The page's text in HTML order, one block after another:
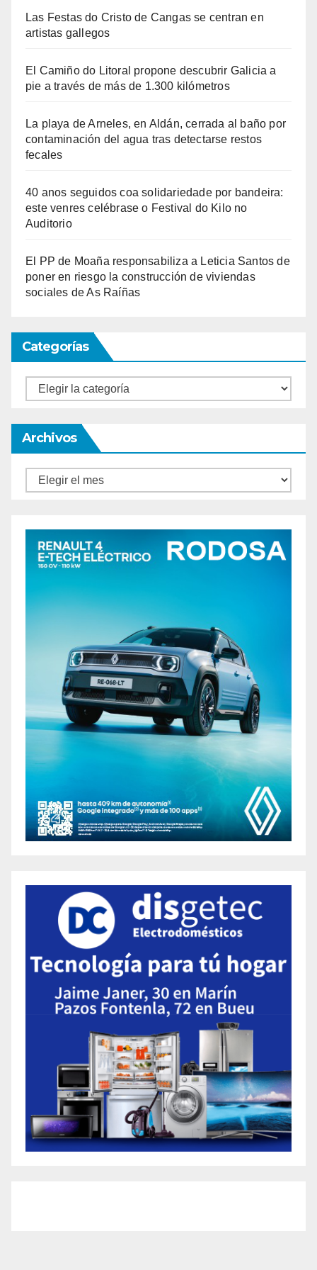
Las Festas do Cristo de Cangas se centran en
artistas gallegos
El Camiño do Litoral propone descubrir Galicia a
pie a través de más de 1.300 kilómetros
La playa de Arneles, en Aldán, cerrada al baño por
contaminación del agua tras detectarse restos
fecales
40 anos seguidos coa solidariedade por bandeira:
este venres celébrase o Festival do Kilo no
Auditorio
El PP de Moaña responsabiliza a Leticia Santos de
poner en riesgo la construcción de viviendas
sociales de As Raíñas
Categorías
Categorías
Archivos
Archivos